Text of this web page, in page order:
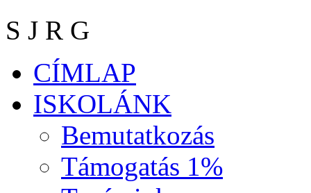
S J R G
CÍMLAP
ISKOLÁNK
Bemutatkozás
Támogatás 1%